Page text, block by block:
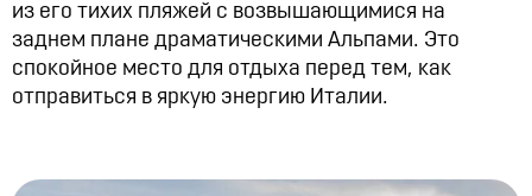
из его тихих пляжей с возвышающимися на
заднем плане драматическими Альпами. Это
спокойное место для отдыха перед тем, как
отправиться в яркую энергию Италии.